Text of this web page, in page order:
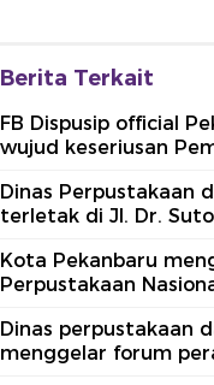
Berita Terkait
FB Dispusip official
wujud keseriusan
Dinas Perpustakaan
terletak di Jl. Dr.
Kota Pekanbaru
Perpustakaan
Dinas perpustakaan
menggelar forum